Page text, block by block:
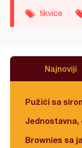
tikvice
Najnoviji
Pužići sa
Jednostavna,
Brownies sa